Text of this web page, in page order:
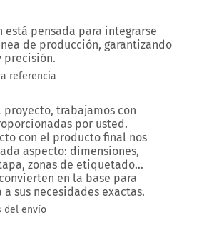
está pensada para integrarse
de producción, garantizando
referencia
trabajamos con
por usted.
con el producto final nos
aspecto: dimensiones,
zonas de etiquetado…
en la base para
sus necesidades exactas.
del envío